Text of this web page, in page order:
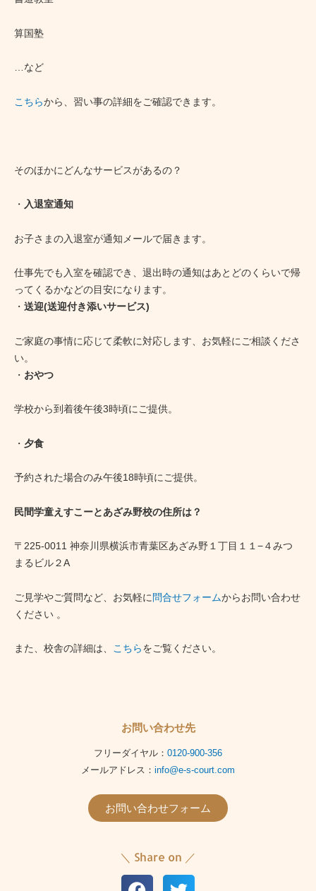
算国塾
…など
こちらから、習い事の詳細をご確認できます。
そのほかにどんなサービスがあるの？
・ 入退室通知
お子さまの入退室が通知メールで届きます。
仕事先でも入室を確認でき、退出時の通知はあとどのくらいで帰
ってくるかなどの目安になります。
・ 送迎(送迎付き添いサービス)
ご家庭の事情に応じて柔軟に対応します、お気軽にご相談くださ
い。
・ おやつ
学校から到着後午後3時頃にご提供。
・ 夕食
予約された場合のみ午後18時頃にご提供。
民間学童えすこーとあざみ野校の住所は？
〒225-0011 神奈川県横浜市青葉区あざみ野１丁目１１−４みつ
まるビル２A
ご見学やご質問など、お気軽に問合せフォームからお問い合わせ
ください 。
また、校舎の詳細は、 こちらをご覧ください。
お問い合わせ先
フリーダイヤル： 0120-900-356
メールアドレス： info@e-s-court.com
お問い合わせフォーム
＼ Share on ／